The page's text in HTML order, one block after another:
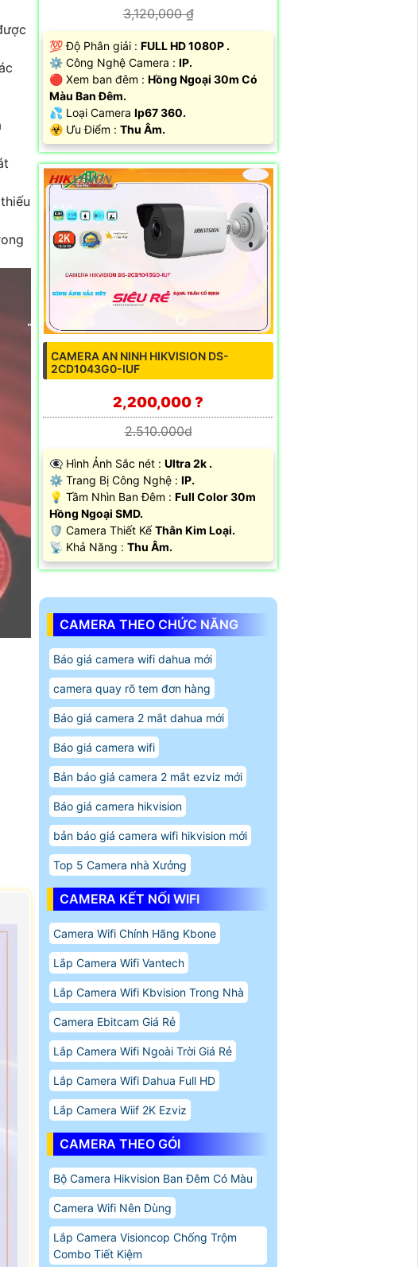
3,120,000 ₫
💯 Độ Phân giải : FULL HD 1080P .
⚙ Công Nghệ Camera : IP.
🔴 Xem ban đêm : Hồng Ngoại 30m Có
Màu Ban Đêm.
💦 Loại Camera Ip67 360.
️☣️ Ưu Điểm : Thu Âm.
CAMERA AN NINH HIKVISION DS-
2CD1043G0-IUF
2,200,000 ?
2.510.000d
👁️‍🗨 Hình Ảnh Sắc nét : Ultra 2k .
⚙ Trang Bị Công Nghệ : IP.
💡 Tầm Nhìn Ban Đêm : Full Color 30m
Hồng Ngoại SMD.
🛡 Camera Thiết KếThân Kim Loại.
️📡 Khả Năng : Thu Âm.
CAMERA THEO CHỨC NĂNG
Báo giá camera wifi dahua mới
camera quay rõ tem đơn hàng
Báo giá camera 2 mắt dahua mới
Báo giá camera wifi
Bản báo giá camera 2 mắt ezviz mới
Báo giá camera hikvision
bản báo giá camera wifi hikvision mới
Top 5 Camera nhà Xưởng
CAMERA KẾT NỐI WIFI
Camera Wifi Chính Hãng Kbone
Lắp Camera Wifi Vantech
Lắp Camera Wifi Kbvision Trong Nhà
Camera Ebitcam Giá Rẻ
Lắp Camera Wifi Ngoài Trời Giá Rẻ
Lắp Camera Wifi Dahua Full HD
Lắp Camera Wiif 2K Ezviz
CAMERA THEO GÓI
Bộ Camera Hikvision Ban Đêm Có Màu
Camera Wifi Nên Dùng
Lắp Camera Visioncop Chống Trộm
Combo Tiết Kiệm